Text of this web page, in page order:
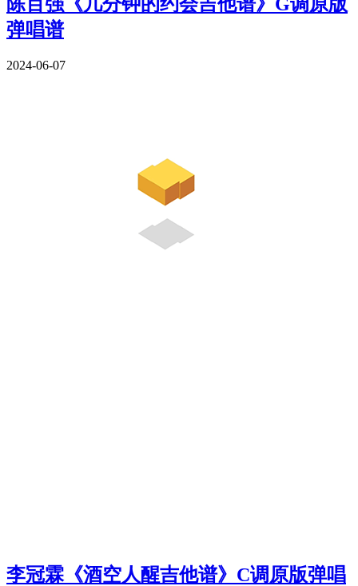
弹唱谱
2024-06-07
李冠霖《酒空人醒吉他谱》C调原版弹唱